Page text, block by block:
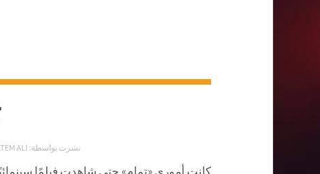
نشرت بواسطة: ALI